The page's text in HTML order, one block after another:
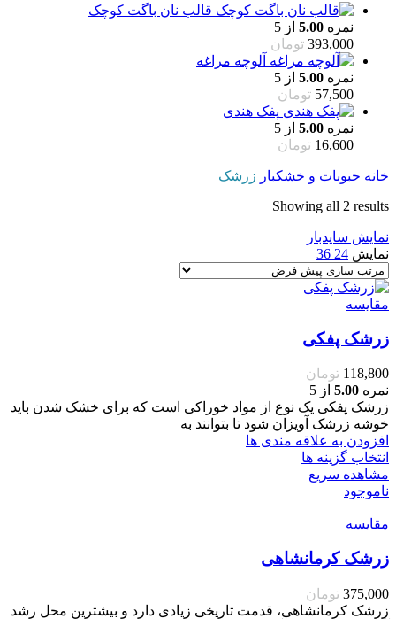
قالب نان باگت کوچک
نمره 5.00 از 5
393,000 تومان
آلوچه مراغه
نمره 5.00 از 5
57,500 تومان
پفک هندی
نمره 5.00 از 5
16,600 تومان
خانه حبوبات و خشکبار زرشک
Showing all 2 results
نمایش سایدبار
نمایش 24
36
مقایسه
زرشک پفکی
118,800 تومان
نمره 5.00 از 5
زرشک پفکی یک نوع از مواد خوراکی است که برای خشک شدن باید
خوشه زرشک آویزان شود تا بتوانند به
افزودن به علاقه مندی ها
انتخاب گزینه ها
مشاهده سریع
ناموجود
مقایسه
زرشک کرمانشاهی
375,000 تومان
زرشک کرمانشاهی، قدمت تاریخی زیادی دارد و بیشترین محل رشد